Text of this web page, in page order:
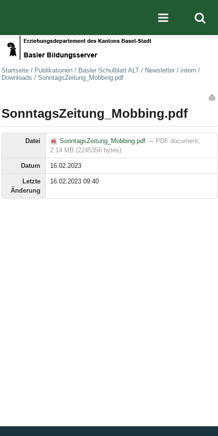
Mobile
Startseite / Publikationen / Basler Schulblatt ALT / Newsletter / intern /
Downloads / SonntagsZeitung_Mobbing.pdf
SonntagsZeitung_Mobbing.pdf
Datei SonntagsZeitung_Mobbing.pdf— PDF document,
2.14 MB (2245356 bytes)
Datum 16.02.2023
Letzte
Änderung
16.02.2023 09:40